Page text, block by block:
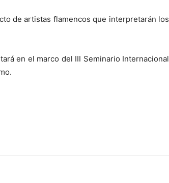
de artistas flamencos que interpretarán los
en el marco del III Seminario Internacional